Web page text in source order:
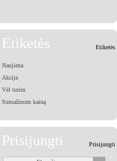
Etiketės Etiketės
Naujiena
Akcija
Vėl turim
Sumažinom kainą
Prisijungti Prisijungti